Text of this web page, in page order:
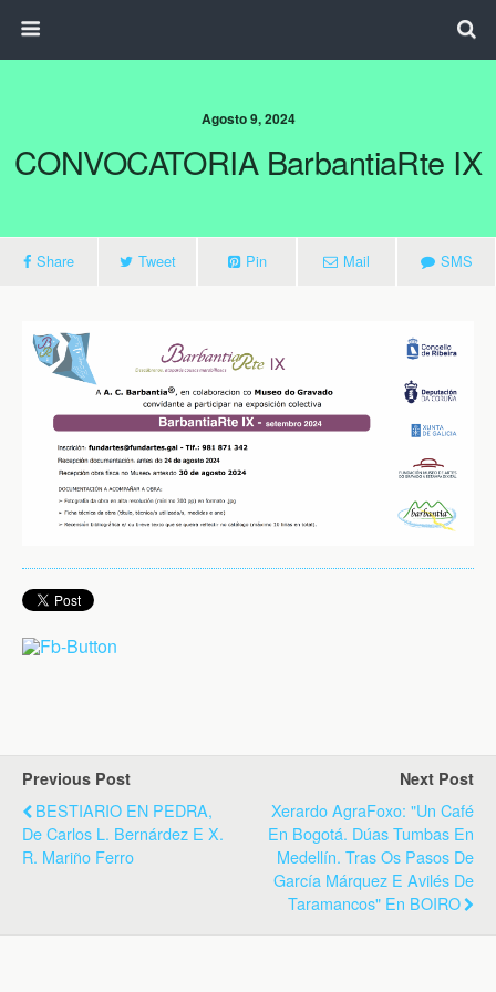
Agosto 9, 2024
CONVOCATORIA BarbantiaRte IX
Share Tweet Pin Mail SMS
Previous Post
BESTIARIO EN PEDRA,
De Carlos L. Bernárdez E X.
R. Mariño Ferro
Next Post
Xerardo AgraFoxo: "Un Café
En Bogotá. Dúas Tumbas En
Medellín. Tras Os Pasos De
García Márquez E Avilés De
Taramancos" En BOIRO